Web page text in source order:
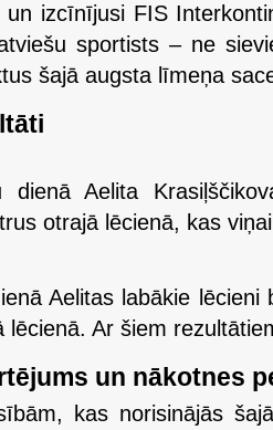
un izcīnījusi FIS
sportists – ne
šajā augsta līmeņa
dienā Aelita
otrajā lēcienā, kas
Aelitas labākie
lēcienā. Ar šiem
un nākotnes
kas norisinājās